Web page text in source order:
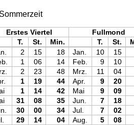
Erstes Viertel
Fullmond
T. St. Min. T. St.
2 15 18 Jan. 10
15
1 06 14 Feb. 9
10
2 23 48 Mrz. 11
04
1 19 44 Apr. 9
20
1 14 42 Mai 9
09
31 08 35 Jun. 7
18
30 00 34 Jul. 7
02
29 14 04 Aug. 5
08